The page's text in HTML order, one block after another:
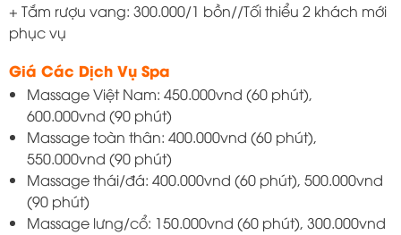
+ Tắm rượu vang: 300.000/1 bồn//Tối thiểu 2 khách mới
phục vụ
Giá Các Dịch Vụ Spa
Massage Việt Nam: 450.000vnd (60 phút),
600.000vnd (90 phút)
Massage toàn thân: 400.000vnd (60 phút),
550.000vnd (90 phút)
Massage thái/đá: 400.000vnd (60 phút), 500.000vnd
(90 phút)
Massage lưng/cổ: 150.000vnd (60 phút), 300.000vnd